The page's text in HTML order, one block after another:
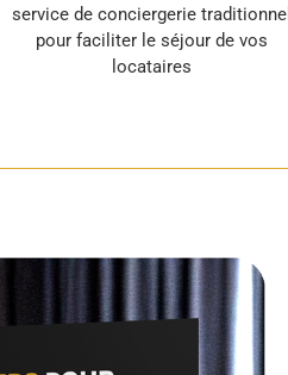
service de conciergerie traditionnel
pour faciliter le séjour de vos
locataires